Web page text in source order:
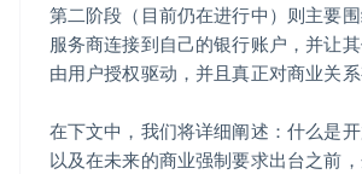
第二阶段（目前仍在进行中）则主要
服务商连接到自己的银行账户，并让
由用户授权驱动，并且真正对商业关系
在下文中，我们将详细阐述：什么是
以及在未来的商业强制要求出台之前